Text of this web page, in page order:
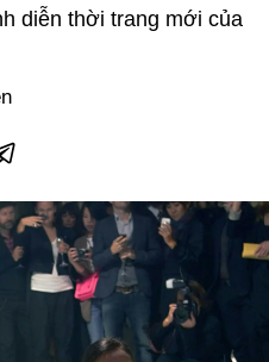
diễn thời trang mới của